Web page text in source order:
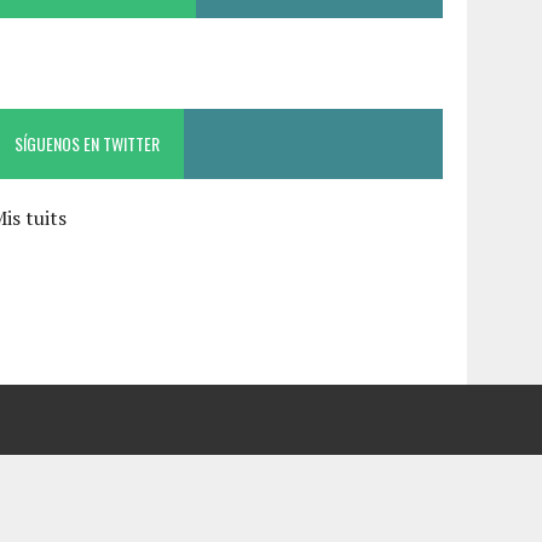
SÍGUENOS EN TWITTER
tuits